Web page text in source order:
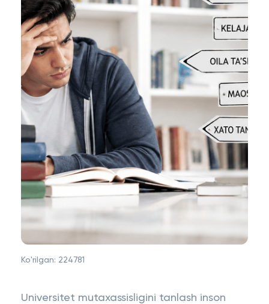
Ko'rilgan: 224781
Universitet mutaxassisligini tanlash inson